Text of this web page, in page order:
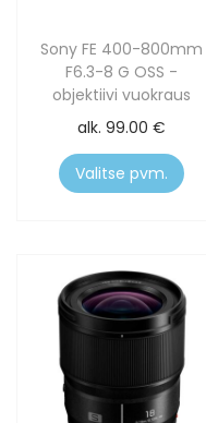
Sony FE 400-800mm
F6.3-8 G OSS -
objektiivi vuokraus
alk.99.00€
Valitse pvm.